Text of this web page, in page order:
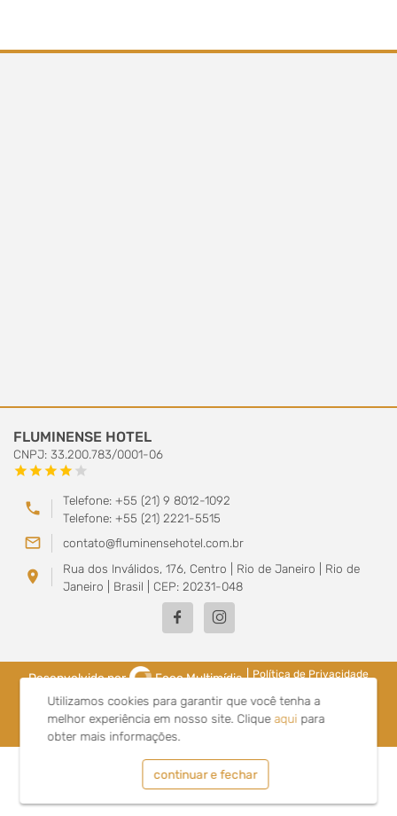
Utilizamos cookies para garantir que você tenha a
melhor experiência em nosso site. Cliqueaqui para
obter mais informações.
continuar e fechar
FLUMINENSE HOTEL
CNPJ: 33.200.783/0001-06
starstarstarstar star
phone
Telefone: +55 (21) 9 8012-1092
Telefone: +55 (21) 2221-5515
mail_outline contato@fluminensehotel.com.br
location_on
Rua dos Inválidos, 176, Centro | Rio de Janeiro | Rio de
Janeiro | Brasil | CEP: 20231-048
Desenvolvido por Foco Multimídia Política de Privacidade